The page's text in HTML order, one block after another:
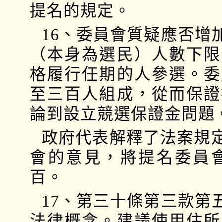
提名的規定。
16、委員會質疑應否增
（本身為選民）人數下
格履行任期的人參選。
至三百人組成，從而保
論到設立競選保證金問題
政府代表解釋了法案規
會的意見，將提名委員
百。
17、第三十條第三款第